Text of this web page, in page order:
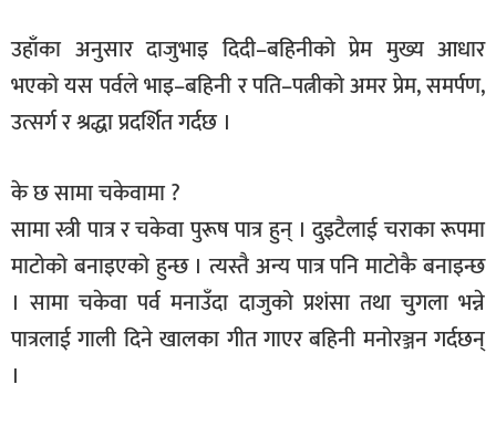
उहाँका अनुसार दाजुभाइ दिदी–बहिनीको प्रेम मुख्य आधार
भएको यस पर्वले भाइ–बहिनी र पति–पत्नीको अमर प्रेम, समर्पण,
उत्सर्ग र श्रद्धा प्रदर्शित गर्दछ ।
के छ सामा चकेवामा ?
सामा स्त्री पात्र र चकेवा पुरूष पात्र हुन् । दुइटैलाई चराका रूपमा
माटोको बनाइएको हुन्छ । त्यस्तै अन्य पात्र पनि माटोकै बनाइन्छ
। सामा चकेवा पर्व मनाउँदा दाजुको प्रशंसा तथा चुगला भन्ने
पात्रलाई गाली दिने खालका गीत गाएर बहिनी मनोरञ्जन गर्दछन्
।